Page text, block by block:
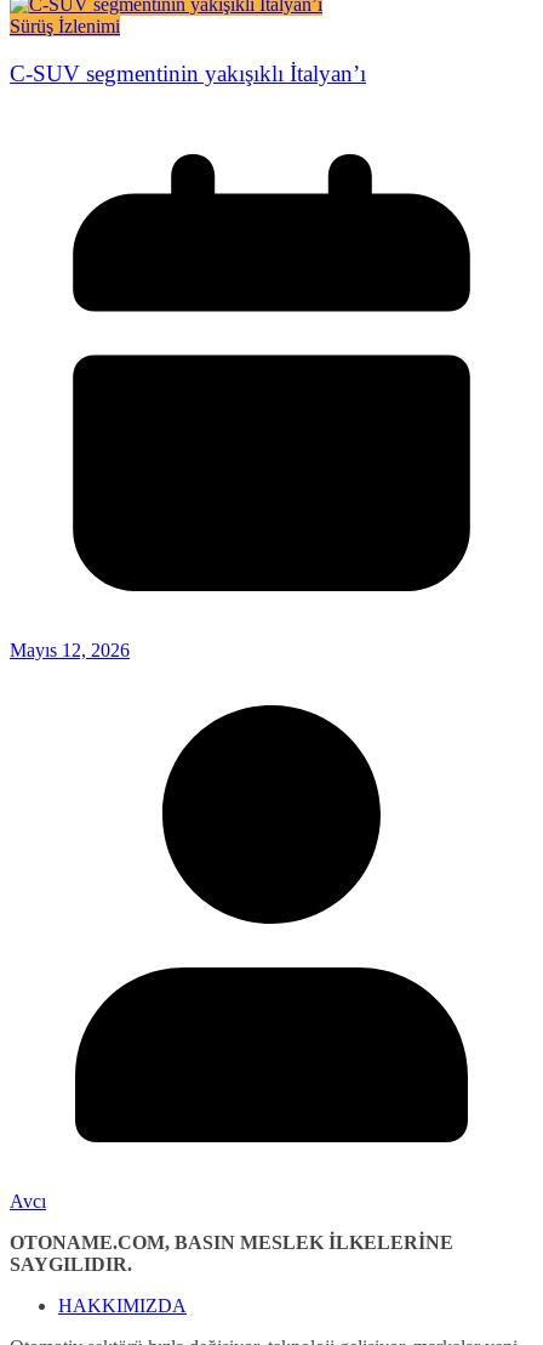
Sürüş İzlenimi
C-SUV segmentinin yakışıklı İtalyan’ı
Mayıs 12, 2026
Avcı
OTONAME.COM, BASIN MESLEK İLKELERİNE
SAYGILIDIR.
HAKKIMIZDA